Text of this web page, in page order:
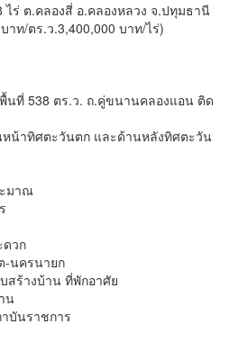
ร่ ต.คลองสี่ อ.คลองหลวง จ.ปทุมธานี
าท/ตร.ว.3,400,000 บาท/ไร่)
นที่ 538 ตร.ว. ถ.คู่ขนานคลองแอน ติด
น้าทิศตะวันตก และด้านหลังทิศตะวัน
มาณ
ดวก
-นครนายก
ร้างบ้าน ที่พักอาศัย
น
บันราชการ